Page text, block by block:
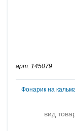
арт: 145079
Фонарик на
вид